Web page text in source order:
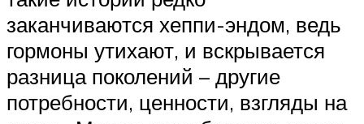
заканчиваются хеппи-эндом, ведь
гормоны утихают, и вскрывается
разница поколений – другие
потребности, ценности, взгляды на